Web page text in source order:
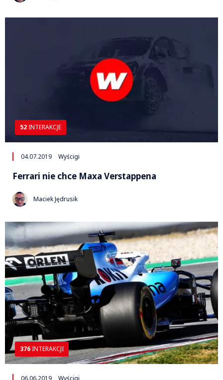
52 INTERAKCJE
04.07.2019 Wyścigi
Ferrari nie chce Maxa Verstappena
Maciek Jędrusik
376 INTERAKCJI
06.06.2019 Wyścigi